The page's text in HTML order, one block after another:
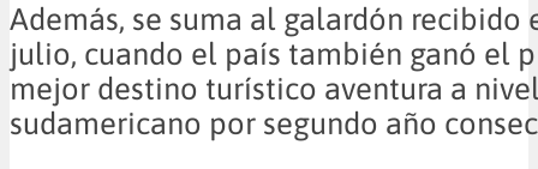
Además, se suma al galardón recibido
julio, cuando el país también ganó el
mejor destino turístico aventura a
sudamericano por segundo año